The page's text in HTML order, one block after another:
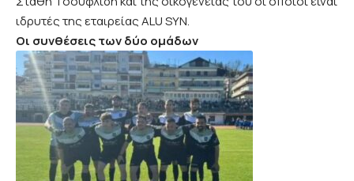
ιδρυτές της εταιρείας ALU SYN.
Οι συνθέσεις των δύο ομάδων